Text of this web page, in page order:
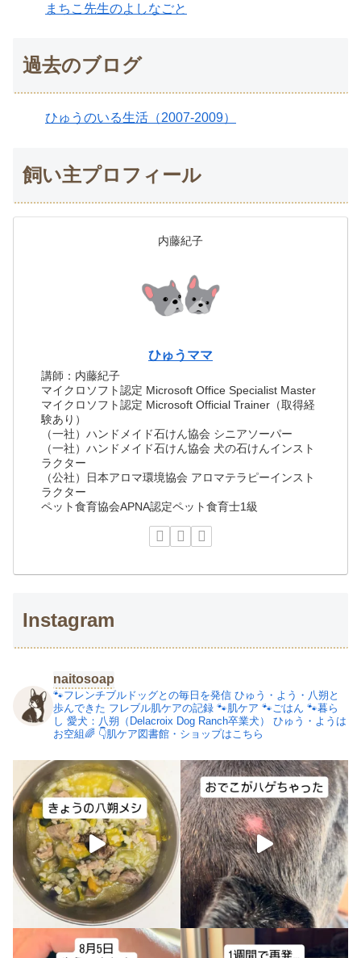
まちこ先生のよしなごと
過去のブログ
ひゅうのいる生活（2007-2009）
飼い主プロフィール
内藤紀子
ひゅうママ
講師：内藤紀子
マイクロソフト認定 Microsoft Office Specialist Master
マイクロソフト認定 Microsoft Official Trainer（取得経
験あり）
（一社）ハンドメイド石けん協会 シニアソーパー
（一社）ハンドメイド石けん協会 犬の石けんインスト
ラクター
（公社）日本アロマ環境協会 アロマテラピーインスト
ラクター
ペット食育協会APNA認定ペット食育士1級
Instagram
naitosoap
🐾フレンチブルドッグとの毎日を発信 ひゅう・よう・八朔と
歩んできた フレブル肌ケアの記録 🐾肌ケア 🐾ごはん 🐾暮ら
し 愛犬：八朔（Delacroix Dog Ranch卒業犬）
ひゅう・ようは
お空組🌈 👇肌ケア図書館・ショップはこちら